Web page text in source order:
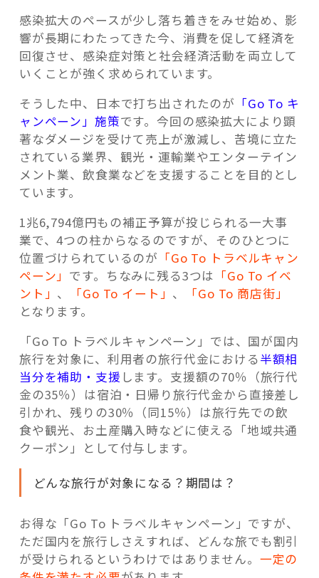
感染拡大のペースが少し落ち着きをみせ始め、影
響が長期にわたってきた今、消費を促して経済を
回復させ、感染症対策と社会経済活動を両立して
いくことが強く求められています。
そうした中、日本で打ち出されたのが 「Go To キ
ャンペーン」施策です。今回の感染拡大により顕
著なダメージを受けて売上が激減し、苦境に立た
されている業界、観光・運輸業やエンターテイン
メント業、飲食業などを支援することを目的とし
ています。
1兆6,794億円もの補正予算が投じられる一大事
業で、4つの柱からなるのですが、そのひとつに
位置づけられているのが 「Go To トラベルキャン
ペーン」 です。ちなみに残る3つは 「Go To イベ
ント」 、 「Go To イート」 、
「Go To 商店街」
となります。
「Go To トラベルキャンペーン」では、国が国内
旅行を対象に、利用者の旅行代金における半額相
当分を補助・支援 します。支援額の70％（旅行代
金の35％）は宿泊・日帰り旅行代金から直接差し
引かれ、残りの30％（同15％）は旅行先での飲
食や観光、お土産購入時などに使える「地域共通
クーポン」として付与します。
どんな旅行が対象になる？期間は？
お得な「Go To トラベルキャンペーン」ですが、
ただ国内を旅行しさえすれば、どんな旅でも割引
が受けられるというわけではありません。 一定の